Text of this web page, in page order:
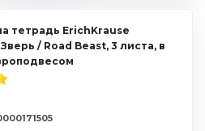
тетрадь ErichKrause
/ Road Beast, 3 листа, в